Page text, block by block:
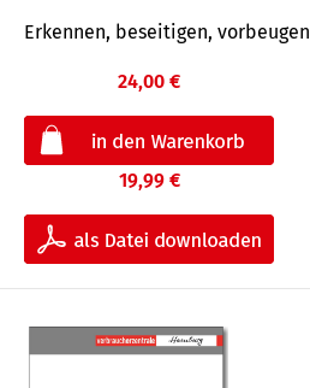
Erkennen, beseitigen, vorbeugen
24,00 €
19,99 €